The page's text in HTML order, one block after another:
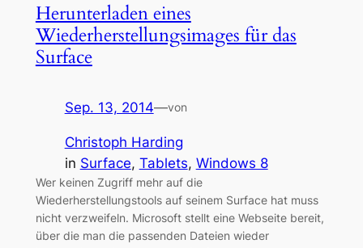
Herunterladen eines
Wiederherstellungsimages für das
Surface
Sep. 13, 2014—von
Christoph Harding
in Surface, Tablets, Windows 8
Wer keinen Zugriff mehr auf die
Wiederherstellungstools auf seinem Surface hat muss
nicht verzweifeln. Microsoft stellt eine Webseite bereit,
über die man die passenden Dateien wieder